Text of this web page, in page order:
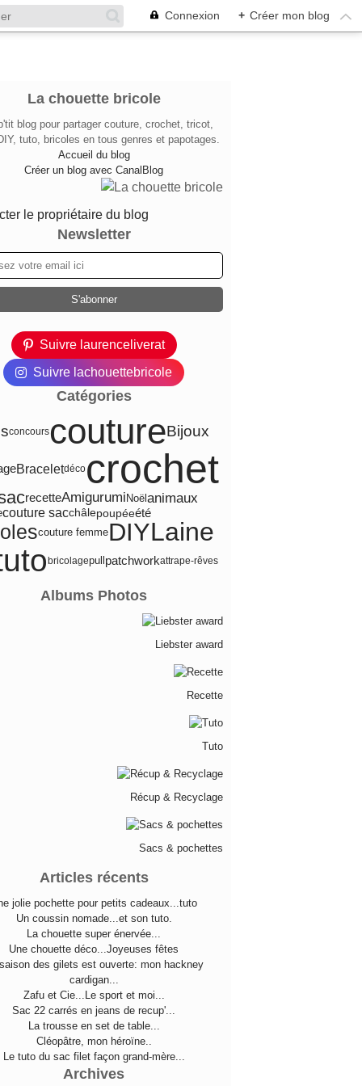
Connexion + Créer mon blog
La chouette bricole
blog pour partager couture, crochet, tricot,
tuto, bricoles en tous genres et papotages.
Accueil du blog
Créer un blog avec CanalBlog
le propriétaire du blog
Newsletter
Suivre laurenceliverat
Suivre lachouettebricole
Catégories
concourscoutureBijoux
Braceletdécocrochet
recetteAmigurumiNoëlanimaux
couture sacchâlepoupéeété
couture femmeDIYLaine
bricolagepullpatchworkattrape-rêves
Albums Photos
Liebster award
Recette
Tuto
Récup & Recyclage
Sacs & pochettes
Articles récents
jolie pochette pour petits cadeaux...tuto
Un coussin nomade...et son tuto.
La chouette super énervée...
Une chouette déco...Joyeuses fêtes
des gilets est ouverte: mon hackney
cardigan...
Zafu et Cie...Le sport et moi...
Sac 22 carrés en jeans de recup'...
La trousse en set de table...
Cléopâtre, mon héroïne..
Le tuto du sac filet façon grand-mère...
Archives